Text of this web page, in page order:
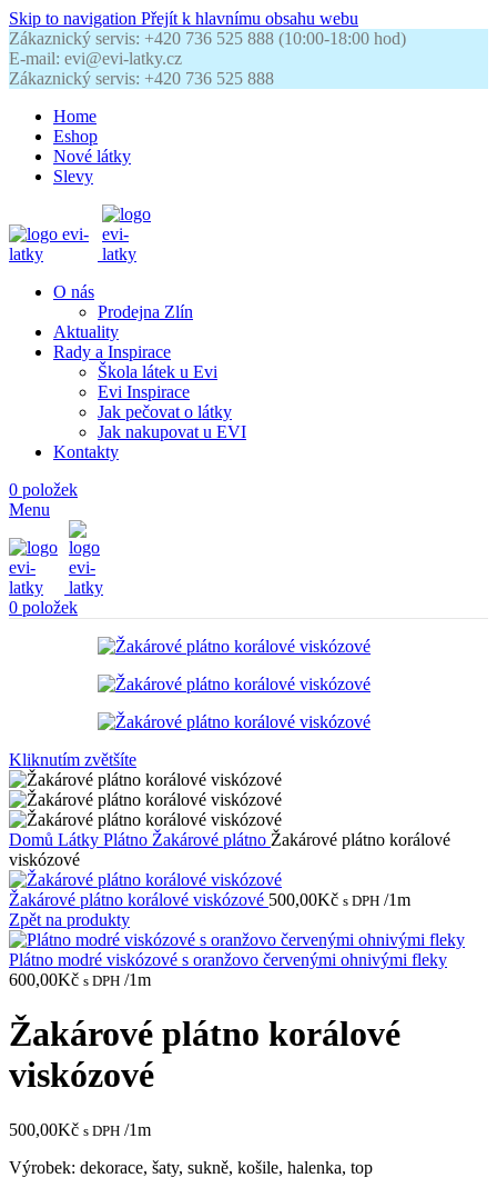
Skip to navigation Přejít k hlavnímu obsahu webu
Zákaznický servis: +420 736 525 888 (10:00-18:00 hod)
E-mail: evi@evi-latky.cz
Zákaznický servis: +420 736 525 888
Home
Eshop
Nové látky
Slevy
O nás
Prodejna Zlín
Aktuality
Rady a Inspirace
Škola látek u Evi
Evi Inspirace
Jak pečovat o látky
Jak nakupovat u EVI
Kontakty
0 položek
Menu
0 položek
Kliknutím zvětšíte
Domů Látky Plátno Žakárové plátno Žakárové plátno korálové
viskózové
Žakárové plátno korálové viskózové 500,00Kč s DPH /1m
Zpět na produkty
Plátno modré viskózové s oranžovo červenými ohnivými fleky
600,00Kč s DPH /1m
Žakárové plátno korálové
viskózové
500,00Kč s DPH /1m
Výrobek: dekorace, šaty, sukně, košile, halenka, top